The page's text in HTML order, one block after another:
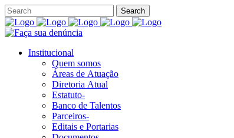
Institucional
Quem somos
Áreas de Atuação
Diretoria Atual
Estatuto-
Banco de Talentos
Parceiros-
Editais e Portarias